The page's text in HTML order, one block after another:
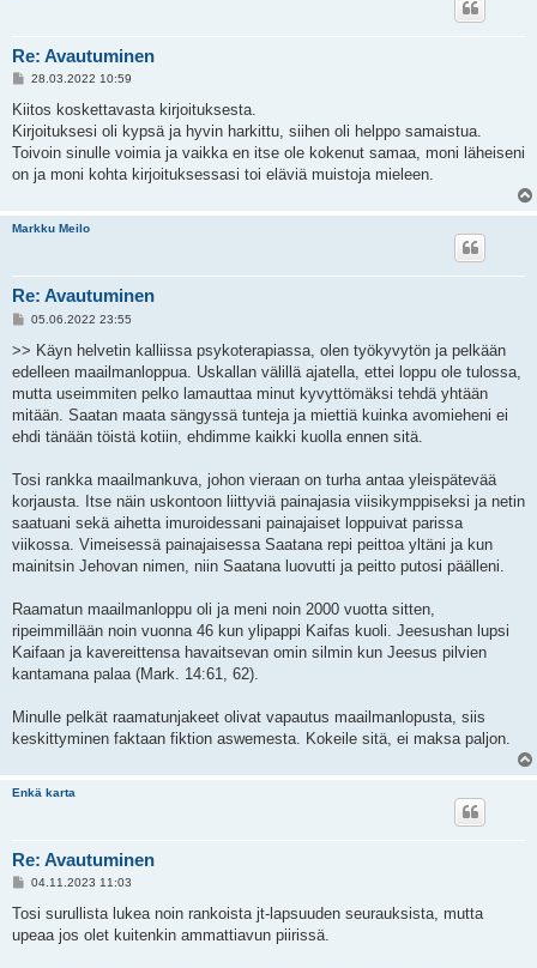
Re: Avautuminen
V
e
t
i
28.03.2022 10:59
Kiitos koskettavasta kirjoituksesta.
Kirjoituksesi oli kypsä ja hyvin harkittu, siihen oli helppo samaistua.
Toivoin sinulle voimia ja vaikka en itse ole kokenut samaa, moni läheiseni
on ja moni kohta kirjoituksessasi toi eläviä muistoja mieleen.
Markku Meilo
Re: Avautuminen
V
e
t
i
05.06.2022 23:55
>> Käyn helvetin kalliissa psykoterapiassa, olen työkyvytön ja pelkään
edelleen maailmanloppua. Uskallan välillä ajatella, ettei loppu ole tulossa,
mutta useimmiten pelko lamauttaa minut kyvyttömäksi tehdä yhtään
mitään. Saatan maata sängyssä tunteja ja miettiä kuinka avomieheni ei
ehdi tänään töistä kotiin, ehdimme kaikki kuolla ennen sitä.
Tosi rankka maailmankuva, johon vieraan on turha antaa yleispätevää
korjausta. Itse näin uskontoon liittyviä painajasia viisikymppiseksi ja netin
saatuani sekä aihetta imuroidessani painajaiset loppuivat parissa
viikossa. Vimeisessä painajaisessa Saatana repi peittoa yltäni ja kun
mainitsin Jehovan nimen, niin Saatana luovutti ja peitto putosi päälleni.
Raamatun maailmanloppu oli ja meni noin 2000 vuotta sitten,
ripeimmillään noin vuonna 46 kun ylipappi Kaifas kuoli. Jeesushan lupsi
Kaifaan ja kavereittensa havaitsevan omin silmin kun Jeesus pilvien
kantamana palaa (Mark. 14:61, 62).
Minulle pelkät raamatunjakeet olivat vapautus maailmanlopusta, siis
keskittyminen faktaan fiktion aswemesta. Kokeile sitä, ei maksa paljon.
Enkä karta
Re: Avautuminen
V
e
t
04.11.2023 11:03
Tosi surullista lukea noin rankoista jt-lapsuuden seurauksista, mutta
upeaa jos olet kuitenkin ammattiavun piirissä.